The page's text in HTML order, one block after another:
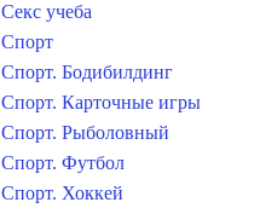
Секс учеба
Спорт
Спорт. Бодибилдинг
Спорт. Карточные игры
Спорт. Рыболовный
Спорт. Футбол
Спорт. Хоккей